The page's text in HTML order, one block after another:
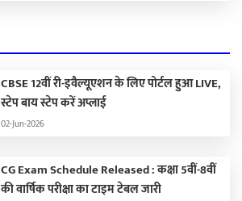
CBSE 12वीं री-इवैल्यूएशन के लिए पोर्टल हुआ LIVE,
स्टेप बाय स्टेप करें अप्लाई
02-Jun-2026
CG Exam Schedule Released : कक्षा 5वीं-8वीं
की वार्षिक परीक्षा का टाइम टेबल जारी